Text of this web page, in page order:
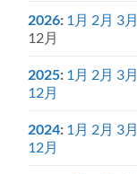
2026: 1月 2月 3月
12月
2025: 1月 2月 3月
12月
2024: 1月 2月 3月
12月